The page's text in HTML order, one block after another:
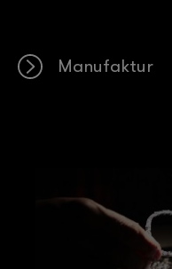
Manufaktur